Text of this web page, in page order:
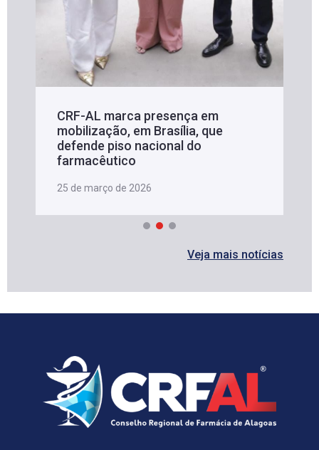
CRF-AL marca presença em
mobilização, em Brasília, que
defende piso nacional do
farmacêutico
25 de março de 2026
Veja mais notícias